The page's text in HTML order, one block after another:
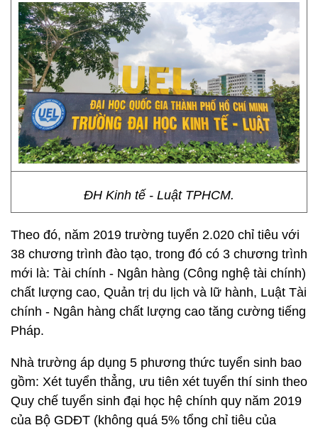
ĐH Kinh tế - Luật TPHCM.
Theo đó, năm 2019 trường tuyển 2.020 chỉ tiêu với
38 chương trình đào tạo, trong đó có 3 chương trình
mới là: Tài chính - Ngân hàng (Công nghệ tài chính)
chất lượng cao, Quản trị du lịch và lữ hành, Luật Tài
chính - Ngân hàng chất lượng cao tăng cường tiếng
Pháp.
Nhà trường áp dụng 5 phương thức tuyển sinh bao
gồm: Xét tuyển thẳng, ưu tiên xét tuyển thí sinh theo
Quy chế tuyển sinh đại học hệ chính quy năm 2019
của Bộ GDĐT (không quá 5% tổng chỉ tiêu của